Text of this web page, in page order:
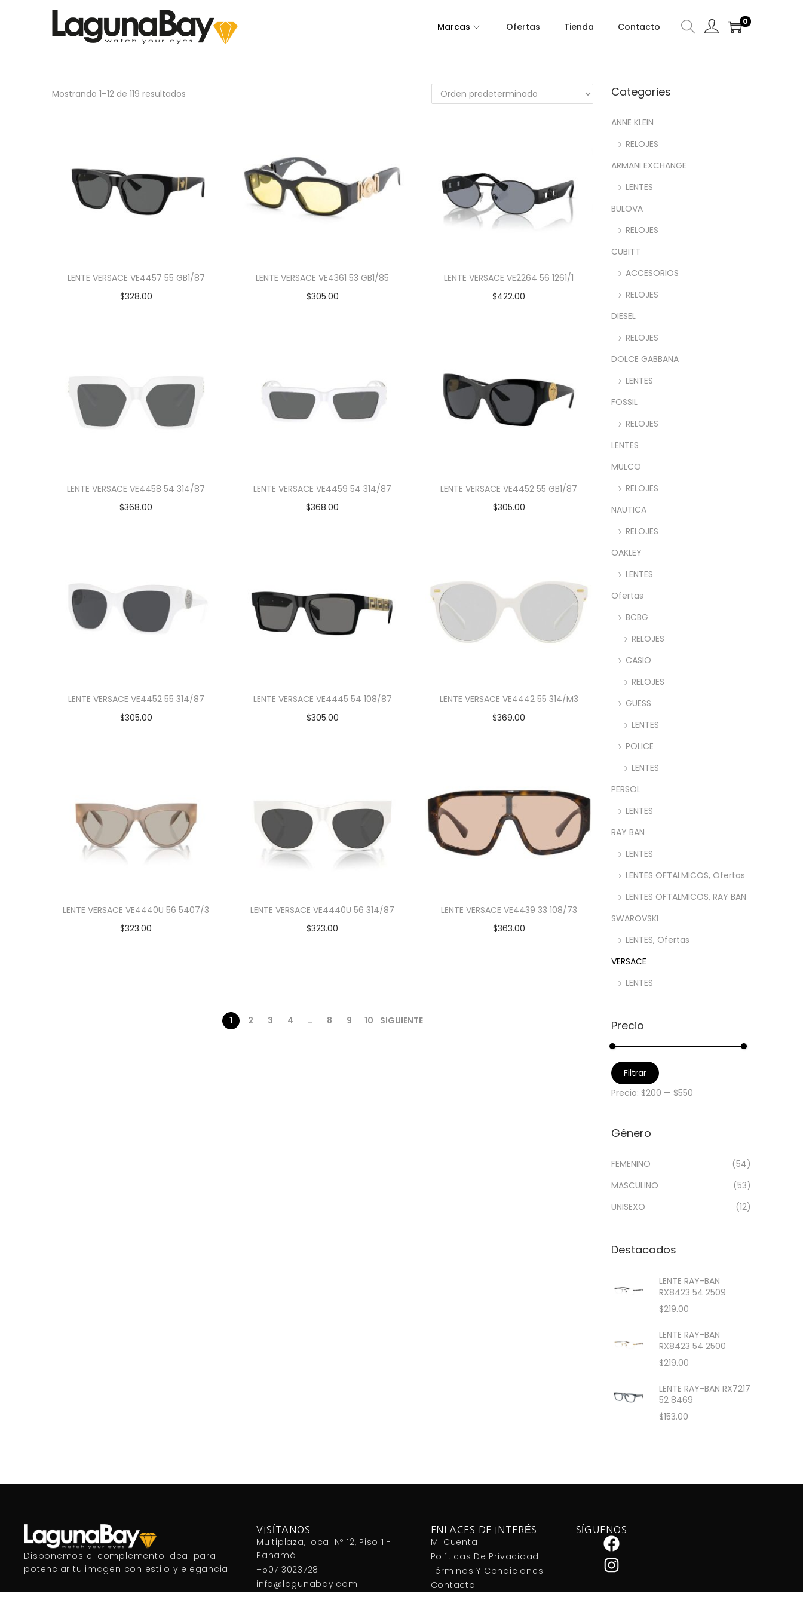
Marcas Ofertas Tienda Contacto 0
Mostrando 1–12 de 119 resultados
LENTE VERSACE VE4457 55 GB1/87
$328.00
LENTE VERSACE VE4361 53 GB1/85
$305.00
LENTE VERSACE VE2264 56 1261/1
$422.00
LENTE VERSACE VE4458 54 314/87
$368.00
LENTE VERSACE VE4459 54 314/87
$368.00
LENTE VERSACE VE4452 55 GB1/87
$305.00
LENTE VERSACE VE4452 55 314/87
$305.00
LENTE VERSACE VE4445 54 108/87
$305.00
LENTE VERSACE VE4442 55 314/M3
$369.00
LENTE VERSACE VE4440U 56 5407/3
$323.00
LENTE VERSACE VE4440U 56 314/87
$323.00
LENTE VERSACE VE4439 33 108/73
$363.00
1 2 3 4 … 8 9 10 SIGUIENTE
Categories
ANNE KLEIN
RELOJES
ARMANI EXCHANGE
LENTES
BULOVA
RELOJES
CUBITT
ACCESORIOS
RELOJES
DIESEL
RELOJES
DOLCE GABBANA
LENTES
FOSSIL
RELOJES
LENTES
MULCO
RELOJES
NAUTICA
RELOJES
OAKLEY
LENTES
Ofertas
BCBG
RELOJES
CASIO
RELOJES
GUESS
LENTES
POLICE
LENTES
PERSOL
LENTES
RAY BAN
LENTES
LENTES OFTALMICOS, Ofertas
LENTES OFTALMICOS, RAY BAN
SWAROVSKI
LENTES, Ofertas
VERSACE
LENTES
Precio
Filtrar
Precio: $200 — $550
Género
FEMENINO
(54)
MASCULINO
(53)
UNISEXO
(12)
Destacados
LENTE RAY-BAN
RX8423 54 2509
$219.00
LENTE RAY-BAN
RX8423 54 2500
$219.00
LENTE RAY-BAN RX7217
52 8469
$153.00
Disponemos el complemento ideal para
potenciar tu imagen con estilo y elegancia
VISÍTANOS
Multiplaza, local Nº 12, Piso 1 -
Panamá
+507 3023728
info@lagunabay.com
ENLACES DE INTERÉS
Mi Cuenta
Políticas De Privacidad
Términos Y Condiciones
Contacto
SÍGUENOS